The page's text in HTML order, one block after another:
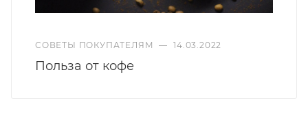
СОВЕТЫ ПОКУПАТЕЛЯМ — 14.03.2022
Польза от кофе